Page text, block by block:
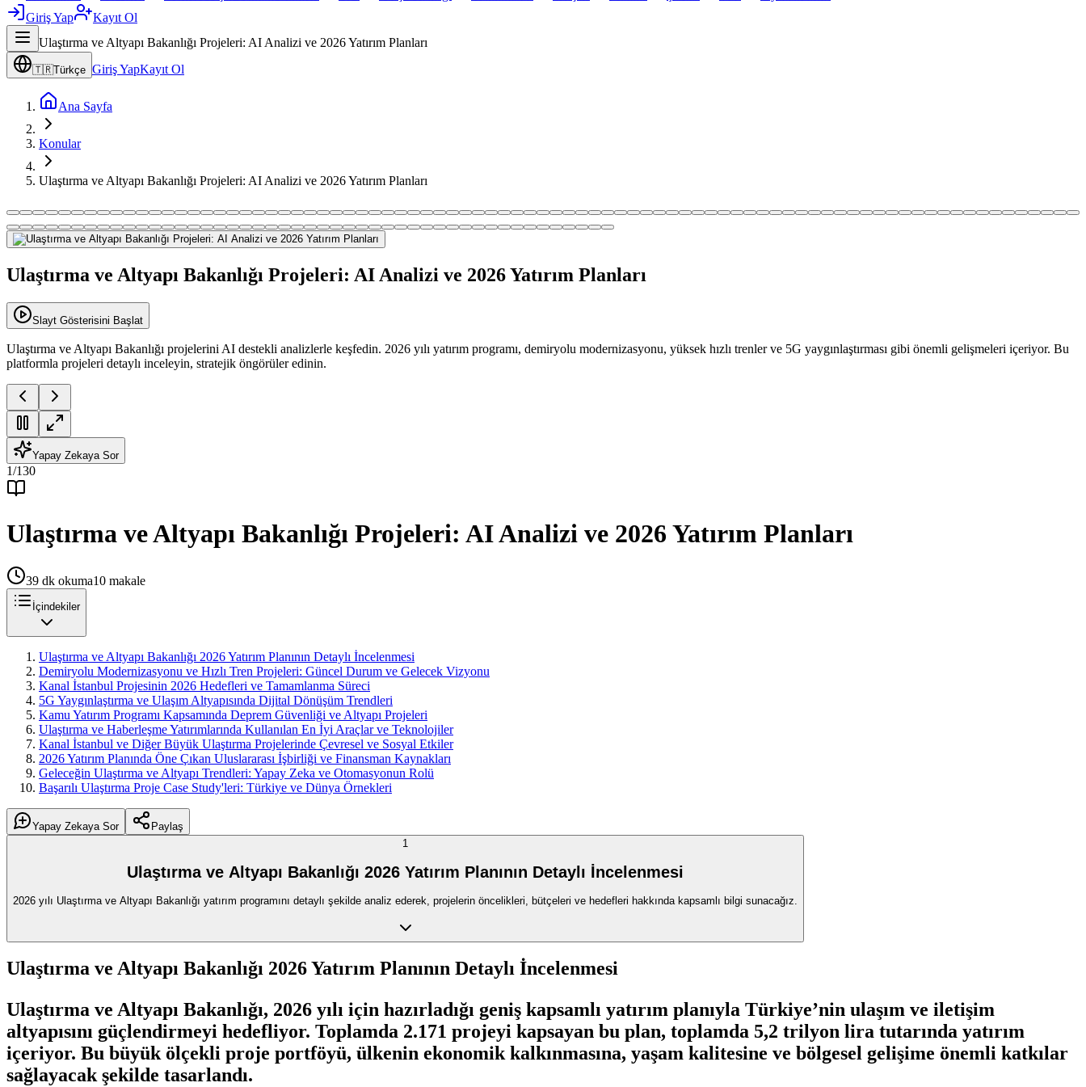
Giriş Yap
Kayıt Ol
Ulaştırma ve Altyapı Bakanlığı Projeleri: AI Analizi ve 2026 Yatırım Planları
🇹🇷Türkçe Giriş YapKayıt Ol
Ana Sayfa
Konular
Ulaştırma ve Altyapı Bakanlığı Projeleri: AI Analizi ve 2026 Yatırım Planları
Ulaştırma ve Altyapı Bakanlığı Projeleri: AI Analizi ve 2026 Yatırım Planları
Slayt Gösterisini Başlat
Ulaştırma ve Altyapı Bakanlığı projelerini AI destekli analizlerle keşfedin. 2026 yılı yatırım programı, demiryolu modernizasyonu, yüksek hızlı trenler ve 5G yaygınlaştırması gibi önemli gelişmeleri içeriyor. Bu
platformla projeleri detaylı inceleyin, stratejik öngörüler edinin.
Yapay Zekaya Sor
1/130
Ulaştırma ve Altyapı Bakanlığı Projeleri: AI Analizi ve 2026 Yatırım Planları
39 dk okuma10 makale
İçindekiler
Ulaştırma ve Altyapı Bakanlığı 2026 Yatırım Planının Detaylı İncelenmesi
Demiryolu Modernizasyonu ve Hızlı Tren Projeleri: Güncel Durum ve Gelecek Vizyonu
Kanal İstanbul Projesinin 2026 Hedefleri ve Tamamlanma Süreci
5G Yaygınlaştırma ve Ulaşım Altyapısında Dijital Dönüşüm Trendleri
Kamu Yatırım Programı Kapsamında Deprem Güvenliği ve Altyapı Projeleri
Ulaştırma ve Haberleşme Yatırımlarında Kullanılan En İyi Araçlar ve Teknolojiler
Kanal İstanbul ve Diğer Büyük Ulaştırma Projelerinde Çevresel ve Sosyal Etkiler
2026 Yatırım Planında Öne Çıkan Uluslararası İşbirliği ve Finansman Kaynakları
Geleceğin Ulaştırma ve Altyapı Trendleri: Yapay Zeka ve Otomasyonun Rolü
Başarılı Ulaştırma Proje Case Study'leri: Türkiye ve Dünya Örnekleri
Yapay Zekaya Sor
Paylaş
1
Ulaştırma ve Altyapı Bakanlığı 2026 Yatırım Planının Detaylı İncelenmesi
2026 yılı Ulaştırma ve Altyapı Bakanlığı yatırım programını detaylı şekilde analiz ederek, projelerin öncelikleri, bütçeleri ve hedefleri hakkında kapsamlı bilgi sunacağız.
Ulaştırma ve Altyapı Bakanlığı 2026 Yatırım Planının Detaylı İncelenmesi
Ulaştırma ve Altyapı Bakanlığı, 2026 yılı için hazırladığı geniş kapsamlı yatırım planıyla Türkiye’nin ulaşım ve iletişim
altyapısını güçlendirmeyi hedefliyor. Toplamda 2.171 projeyi kapsayan bu plan, toplamda 5,2 trilyon lira tutarında yatırım
içeriyor. Bu büyük ölçekli proje portföyü, ülkenin ekonomik kalkınmasına, yaşam kalitesine ve bölgesel gelişime önemli katkılar
sağlayacak şekilde tasarlandı.